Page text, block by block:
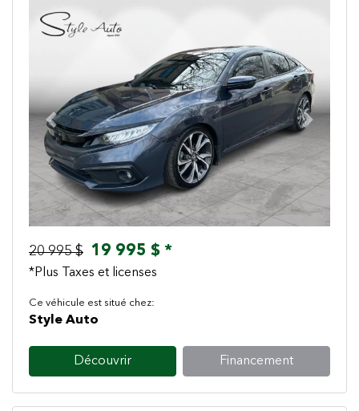
Previous Next
20 995 $ 19 995 $ *
*Plus Taxes et licenses
Ce véhicule est situé chez:
Style Auto
Découvrir Financement